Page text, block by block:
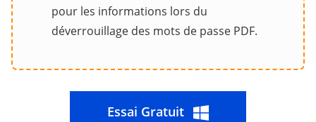
pour les informations lors du
déverrouillage des mots de passe PDF.
Essai Gratuit